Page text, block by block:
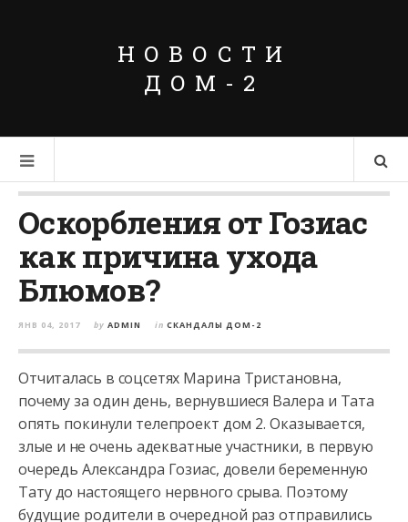
НОВОСТИ
ДОМ-2
Оскорбления от Гозиас
как причина ухода
Блюмов?
ЯНВ 04, 2017 by ADMIN in СКАНДАЛЫ ДОМ-2
Отчиталась в соцсетях Марина Тристановна,
почему за один день, вернувшиеся Валера и Тата
опять покинули телепроект дом 2. Оказывается,
злые и не очень адекватные участники, в первую
очередь Александра Гозиас, довели беременную
Тату до настоящего нервного срыва. Поэтому
будущие родители в очередной раз отправились